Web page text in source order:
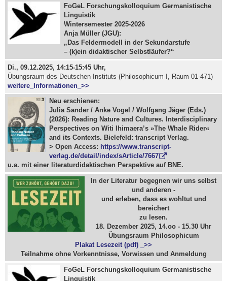
FoGeL Forschungskolloquium Germanistische
Linguistik
Wintersemester 2025-2026
Anja Müller (JGU):
„Das Feldermodell in der Sekundarstufe
– (k)ein didaktischer Selbstläufer?“
Di., 09.12.2025, 14:15-15:45 Uhr,
Übungsraum des Deutschen Instituts (Philosophicum I, Raum 01-471)
weitere_Informationen_>>
Neu erschienen:
Julia Sander / Anke Vogel / Wolfgang Jäger (Eds.)
(2026): Reading Nature and Cultures. Interdisciplinary
Perspectives on Witi Ihimaera’s »The Whale Rider«
and its Contexts. Bielefeld: transcript Verlag.
> Open Access: https://www.transcript-
verlag.de/detail/index/sArticle/7667
u.a. mit einer literaturdidaktischen Perspektive auf BNE.
In der Literatur begegnen wir uns selbst
und anderen -
und erleben, dass es wohltut und
bereichert
zu lesen.
18. Dezember 2025, 14.oo - 15.30 Uhr
Übungsraum Philosophicum
Plakat Lesezeit (pdf) _>>
Teilnahme ohne Vorkenntnisse, Vorwissen und Anmeldung
FoGeL Forschungskolloquium Germanistische
Linguistik